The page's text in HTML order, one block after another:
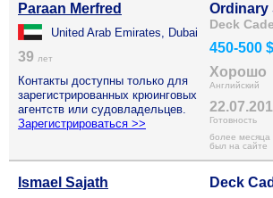
Paraan Merfred
United Arab Emirates, Dubai
39 лет
Контакты доступны только для
зарегистрированных крюинговых
агентств или судовладельцев.
Зарегистрироваться >>
Ordinary
Deck
450-500 $
Хорошо
Английский
Готовность
более месяца
был на сайте
Ismael Sajath Deck